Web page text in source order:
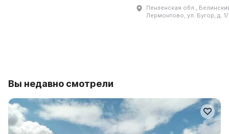
Пензенская обл.,
Лермонтово, ул. Бугор, д. 1/
Вы недавно смотрели